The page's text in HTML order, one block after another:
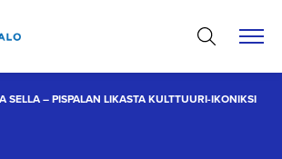
SELLA – PISPALAN LIKASTA KULTTUURI-IKONIKSI